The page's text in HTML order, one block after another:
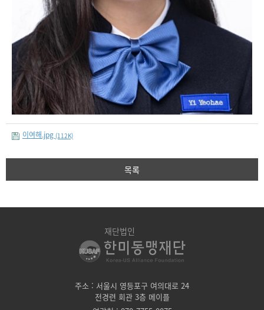
이여해.jpg (112K)
목록
재단법인
주소 : 서울시 영등포구 여의대로 24
전경련 회관 3층 메이플